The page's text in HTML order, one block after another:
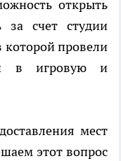
открыть
за счет студии
которой провели
в игровую и
мест
этот вопрос